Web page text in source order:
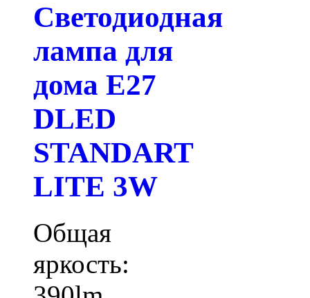
Светодиодная
лампа для
дома E27
DLED
STANDART
LITE 3W
Общая
яркость: